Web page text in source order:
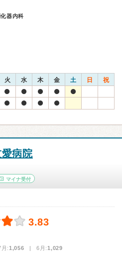
器内科
火 水 木 金 土 日 祝
病院
マイナ受付
3.83
:1,056 | 6月:1,029